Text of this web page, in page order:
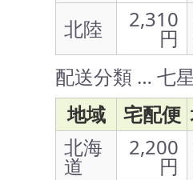
北陸
2,310
円
配送分類 … 七
地域
宅配便
北海
道
2,200
円